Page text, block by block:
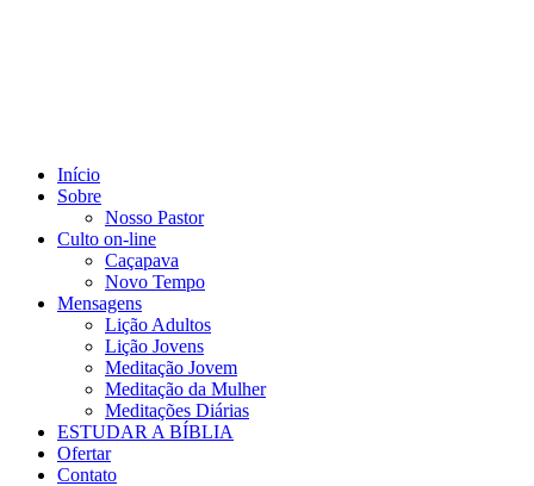
Início
Sobre
Nosso Pastor
Culto on-line
Caçapava
Novo Tempo
Mensagens
Lição Adultos
Lição Jovens
Meditação Jovem
Meditação da Mulher
Meditações Diárias
ESTUDAR A BÍBLIA
Ofertar
Contato